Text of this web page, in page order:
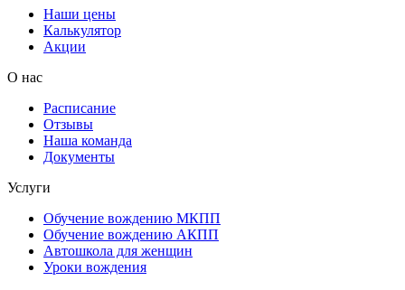
Наши цены
Калькулятор
Акции
О нас
Расписание
Отзывы
Наша команда
Документы
Услуги
Обучение вождению МКПП
Обучение вождению АКПП
Автошкола для женщин
Уроки вождения